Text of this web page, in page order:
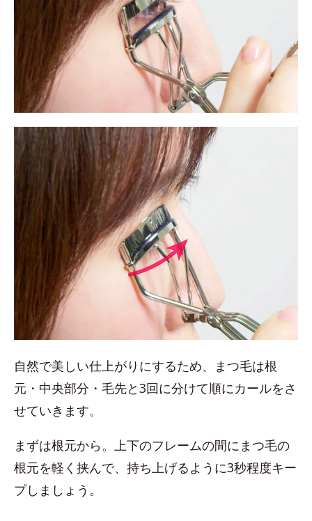
自然で美しい仕上がりにするため、まつ毛は根
元・中央部分・毛先と3回に分けて順にカールをさ
せていきます。
まずは根元から。上下のフレームの間にまつ毛の
根元を軽く挟んで、持ち上げるように3秒程度キー
プしましょう。